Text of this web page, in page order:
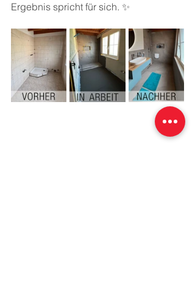
Ergebnis spricht für sich. ✨